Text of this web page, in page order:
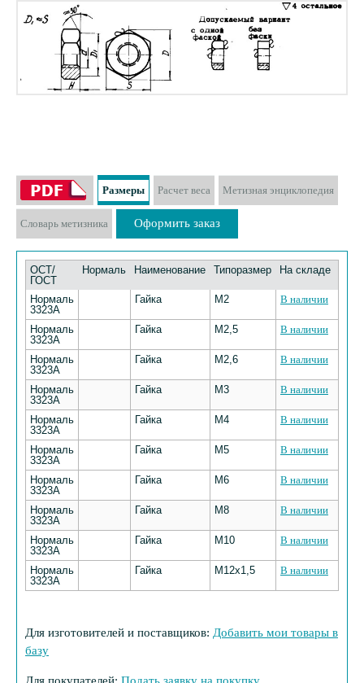
Размеры Расчет веса Метизная энциклопедия
Словарь метизника Оформить заказ
ОСТ/
ГОСТ
Нормаль Наименование Типоразмер На складе
Нормаль
3323А
Гайка М2 В наличии
Нормаль
3323А
Гайка М2,5 В наличии
Нормаль
3323А
Гайка М2,6 В наличии
Нормаль
3323А
Гайка М3 В наличии
Нормаль
3323А
Гайка М4 В наличии
Нормаль
3323А
Гайка М5 В наличии
Нормаль
3323А
Гайка М6 В наличии
Нормаль
3323А
Гайка М8 В наличии
Нормаль
3323А
Гайка М10 В наличии
Нормаль
3323А
Гайка М12х1,5 В наличии
Для изготовителей и поставщиков: Добавить мои товары в
базу
Для покупателей: Подать заявку на покупку